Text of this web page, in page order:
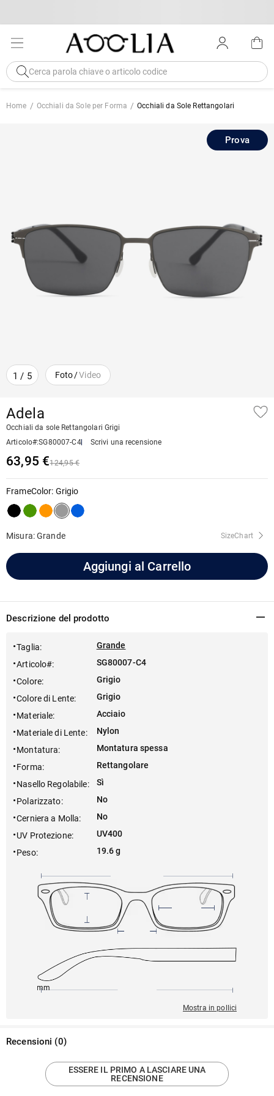
Home Occhiali da Sole per Forma Occhiali da Sole Rettangolari
1 / 5 Foto/Video
Prova
Adela
Occhiali da sole Rettangolari Grigi
Articolo#:SG80007-C4 Scrivi una recensione
63,95 €124,95 €
FrameColor: Grigio
Misura: Grande SizeChart
Aggiungi al Carrello
Descrizione del prodotto
Taglia:
Grande
Articolo#:
SG80007-C4
Colore:
Grigio
Colore di Lente:
Grigio
Materiale:
Acciaio
Materiale di Lente:
Nylon
Montatura:
Montatura spessa
Forma:
Rettangolare
Nasello Regolabile:
Sì
Polarizzato:
No
Cerniera a Molla:
No
UV Protezione:
UV400
Peso: 19.6 g
145mm
Mostra in pollici
Recensioni (0)
ESSERE IL PRIMO A LASCIARE UNA
RECENSIONE